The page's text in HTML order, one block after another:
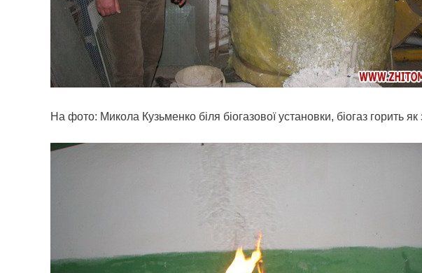
На фото: Микола Кузьменко біля біогазової установки, біогаз горить